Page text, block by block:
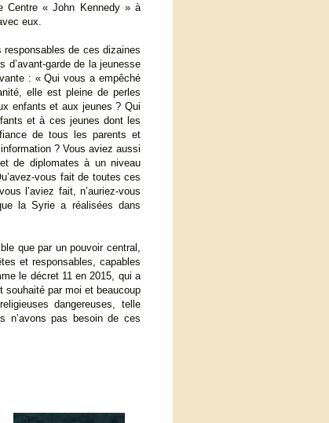
Centre « John Kennedy » à
eux.
de ces dizaines
d’avant-garde de la jeunesse
: « Qui vous a empêché
elle est pleine de perles
enfants et aux jeunes ? Qui
et à ces jeunes dont les
de tous les parents et
? Vous aviez aussi
de diplomates à un niveau
vous fait de toutes ces
l’aviez fait, n’auriez-vous
la Syrie a réalisées dans
que par un pouvoir central,
et responsables, capables
le décret 11 en 2015, qui a
souhaité par moi et beaucoup
dangereuses, telle
n’avons pas besoin de ces